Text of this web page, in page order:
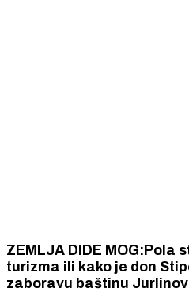
ZEMLJA DIDE MOG:Pola
turizma ili kako je don Stipe Perkov oteo
zaboravu baštinu